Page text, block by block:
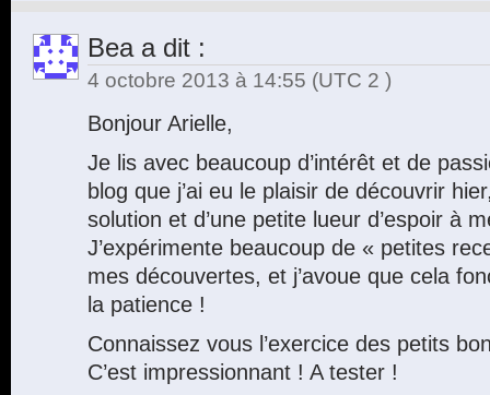
Beaa dit :
4 octobre 2013 à 14:55 (UTC 2 )
Bonjour Arielle,
Je lis avec beaucoup d’intérêt et de
blog que j’ai eu le plaisir de découvrir
solution et d’une petite lueur d’espoir à
J’expérimente beaucoup de « petites
mes découvertes, et j’avoue que cela
la patience !
Connaissez vous l’exercice des petits
C’est impressionnant ! A tester !